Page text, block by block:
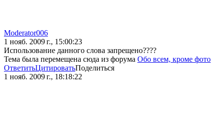
Moderator006
1 нояб. 2009 г., 15:00:23
Использование данного слова запрещено????
Тема была перемещена сюда из форума Обо всем, кроме фото
ОтветитьЦитироватьПоделиться
1 нояб. 2009 г., 18:18:22